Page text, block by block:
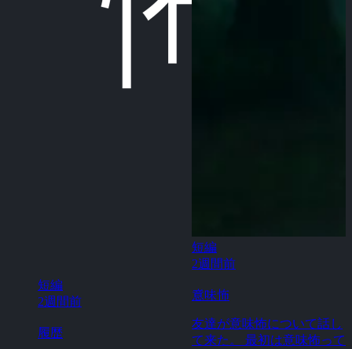
短編
2週間前
履歴
短編
2週間前
意味怖
友達が意味怖について話し
て来た。 最初は意味怖って